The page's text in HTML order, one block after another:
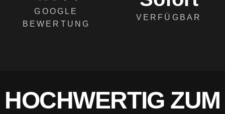
GOOGLE
BEWERTUNG
VERFÜGBAR
HOCHWERTIG ZUM